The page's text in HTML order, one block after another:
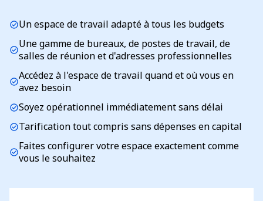
check_circleUn espace de travail adapté à tous les budgets
check_circleUne gamme de bureaux, de postes de travail, de
salles de réunion et d'adresses professionnelles
check_circleAccédez à l'espace de travail quand et où vous en
avez besoin
check_circleSoyez opérationnel immédiatement sans délai
check_circleTarification tout compris sans dépenses en capital
check_circleFaites configurer votre espace exactement comme
vous le souhaitez